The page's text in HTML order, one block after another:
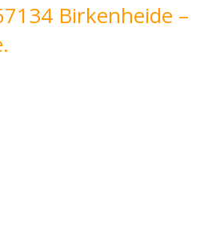
Birkenheide –